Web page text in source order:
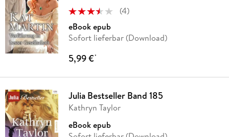
(4)
eBook epub
Sofort lieferbar (Download)
5,99 €*
Julia Bestseller Band 185
Kathryn Taylor
eBook epub